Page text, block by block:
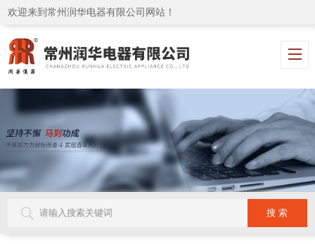
欢迎来到常州润华电器有限公司网站！